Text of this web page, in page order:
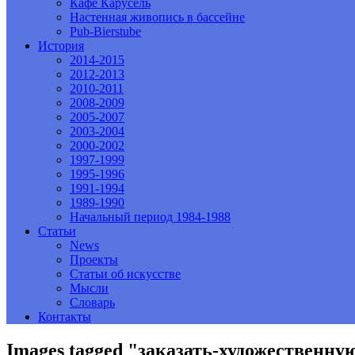
Настенная живопись в бассейне
Pub-Bierstube
История
2014-2015
2012-2013
2010-2011
2008-2009
2005-2007
2003-2004
2000-2002
1997-1999
1995-1996
1991-1994
1989-1990
Начальный период 1984-1988
Статьи
News
Проекты
Статьи об искусстве
Мысли
Словарь
Контакты
Images tagged "заказать-